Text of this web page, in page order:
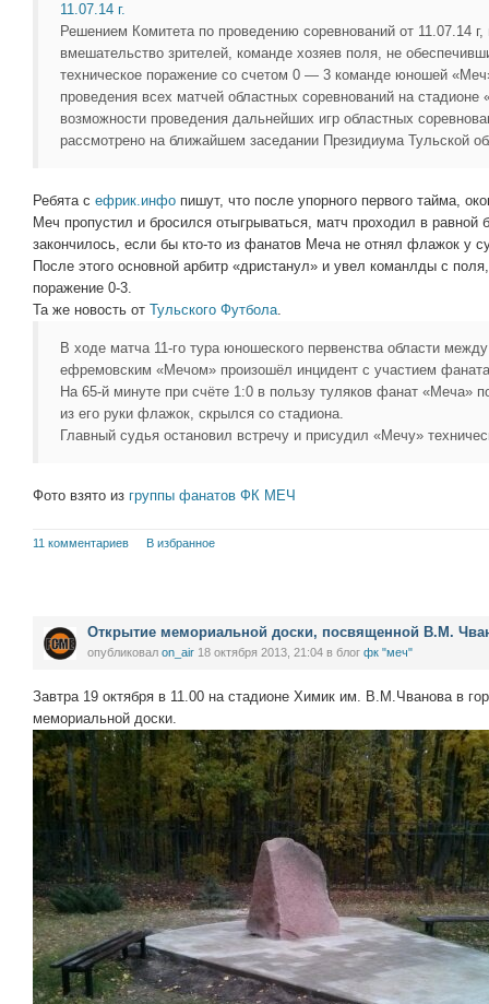
11.07.14 г.
Решением Комитета по проведению соревнований от 11.07.14
вмешательство зрителей, команде хозяев поля, не
техническое поражение со счетом 0 — 3 команде юношей
проведения всех матчей областных соревнований на
возможности проведения дальнейших игр областных
рассмотрено на ближайшем заседании Президиума Тульской
Ребята с ефрик.инфо пишут, что после упорного первого тайма,
Меч пропустил и бросился отыгрываться, матч проходил в равной
закончилось, если бы кто-то из фанатов Меча не отнял флажок у
После этого основной арбитр «дристанул» и увел команлды с
поражение 0-3.
Та же новость от Тульского Футбола.
В ходе матча 11-го тура юношеского первенства области
ефремовским «Мечом» произошёл инцидент с участием
На 65-й минуте при счёте 1:0 в пользу туляков фанат «Меча»
из его руки флажок, скрылся со стадиона.
Главный судья остановил встречу и присудил «Мечу»
Фото взято из группы фанатов ФК МЕЧ
11 комментариев В избранное
Открытие мемориальной доски, посвященной В.М.
опубликовал on_air 18 октября 2013, 21:04 в блог фк "меч"
Завтра 19 октября в 11.00 на стадионе Химик им. В.М.Чванова в
мемориальной доски.